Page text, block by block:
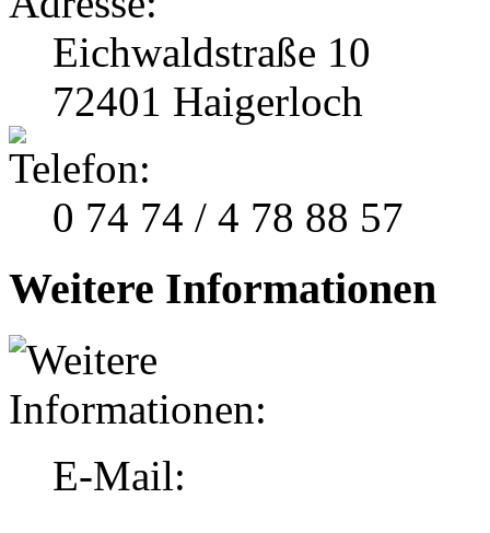
Eichwaldstraße 10
72401 Haigerloch
0 74 74 / 4 78 88 57
Weitere Informationen
E-Mail: